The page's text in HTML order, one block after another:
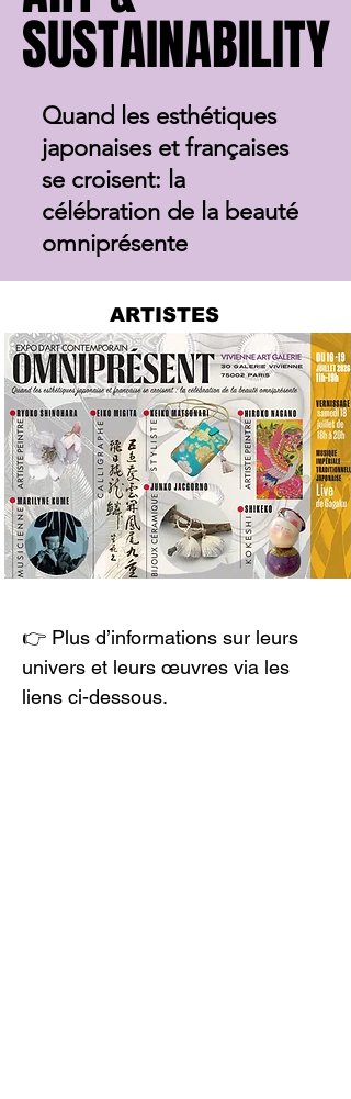
SUSTAINABILITY
SUSTAINABILITY
Quand les esthétiques
japonaises et françaises
se croisent: la
célébration de la beauté
omniprésente
ARTISTES
👉 Plus d’informations sur leurs
univers et leurs œuvres via les
liens ci-dessous.